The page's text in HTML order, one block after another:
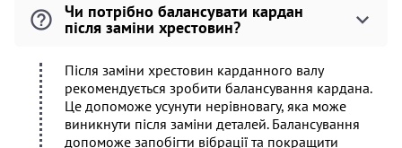
Чи потрібно балансувати кардан
після заміни хрестовин?
Після заміни хрестовин карданного валу
рекомендується зробити балансування кардана.
Це допоможе усунути нерівновагу, яка може
виникнути після заміни деталей. Балансування
допоможе запобігти вібрації та покращити